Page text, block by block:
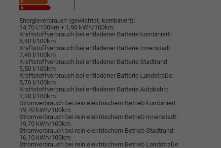
Energieverbrauch (gewichtet, kombiniert):
14,70 l/100km + 1,90 kWh/100km
Kraftstoffverbrauch bei entladener Batterie kombiniert:
6,40 l/100km
Kraftstoffverbrauch bei entladener Batterie Innenstadt:
7,40 l/100km
Kraftstoffverbrauch bei entladener Batterie Stadtrand:
5,50 l/100km
Kraftstoffverbrauch bei entladener Batterie Landstraße:
5,70 l/100km
Kraftstoffverbrauch bei entladener Batterie Autobahn:
7,30 l/100km
Stromverbrauch bei rein elektrischem Betrieb kombiniert:
19,70 kWh/100km
Stromverbrauch bei rein elektrischem Betrieb Innenstadt:
19,70 kWh/100km
Stromverbrauch bei rein elektrischem Betrieb Stadtrand:
16,10 kWh/100km
Stromverbrauch bei rein elektrischem Betrieb Landstraße: